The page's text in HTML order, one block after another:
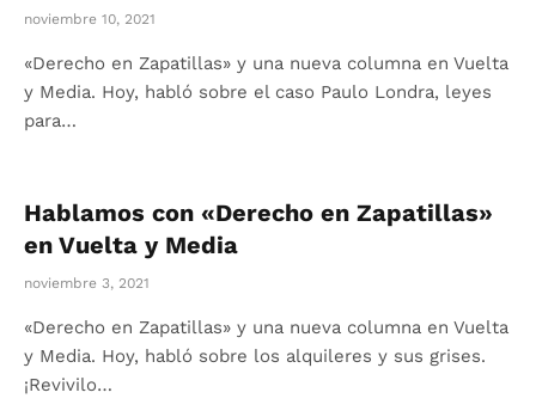
noviembre 10, 2021
«Derecho en Zapatillas» y una nueva columna en Vuelta
y Media. Hoy, habló sobre el caso Paulo Londra, leyes
para…
Hablamos con «Derecho en Zapatillas»
en Vuelta y Media
noviembre 3, 2021
«Derecho en Zapatillas» y una nueva columna en Vuelta
y Media. Hoy, habló sobre los alquileres y sus grises.
¡Revivilo…